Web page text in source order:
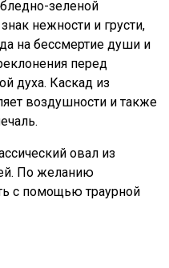
зеленой
нежности и грусти,
на бессмертие души и
перед
духа. Каскад из
воздушности и также
овал из
По желанию
с помощью траурной